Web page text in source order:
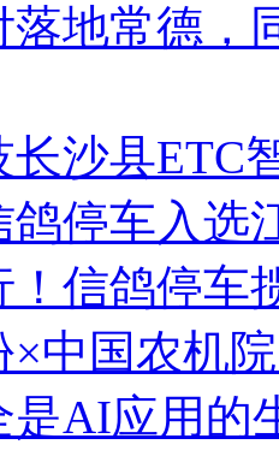
落地常德，
长沙县ETC
鸽停车入选
！信鸽停车
中国农机
是AI应用的